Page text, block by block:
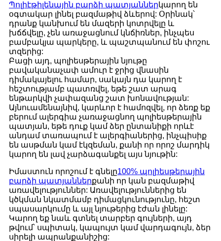
Պոլիէթիլենային բարձի պատյաններկարող են
օգտակար լինել բազմաթիվ ձևերով: Օրինակ՝
դրանք կանխում են մազերի կոտրվելը և
խճճվելը, չեն առաջացնում կնճիռներ, ինչպես
բամբակյա պարկերը, և պաշտպանում են փոշու
տզերից:
Բացի այդ, պոլիեսթերային նյութը
բավականաչափ ամուր է ջրից վնասին
դիմակայելու համար, սակայն դա կարող է
հեշտությամբ պատռվել, եթե շատ արագ
ենթարկվի չափազանց շատ խոնավության:
Այնուամենայնիվ, կարևոր է համոզվել, որ ձեռք եք
բերում ալերգիա չառաջացնող պոլիեսթերային
պատյան, եթե դուք կամ ձեր ընտանիքի որևէ
անդամ տառապում է ալերգիաներից, ինչպիսիք
են ասթման կամ էկզեման, քանի որ որոշ մարդիկ
կարող են լավ չարձագանքել այս նյութին:
Իմաստուն որոշում է գնելը100% պոլիեսթերային
բարձի պատյաններքանի որ կան բազմաթիվ
առավելություններ: Առավելություններից են
կծկման նկատմամբ դիմացկունությունը, հեշտ
սպասարկումը և այլ նյութերից էժան լինելը:
Կարող եք նաև գտնել տարբեր գույների, այդ
թվում՝ սպիտակ, կապույտ կամ վարդագույն, ձեր
սիրելի ապրանքանիշից: